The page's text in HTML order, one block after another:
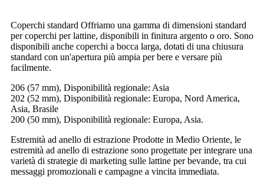
Coperchi standard Offriamo una gamma di dimensioni standard
per coperchi per lattine, disponibili in finitura argento o oro. Sono
disponibili anche coperchi a bocca larga, dotati di una chiusura
standard con un'apertura più ampia per bere e versare più
facilmente.
206 (57 mm), Disponibilità regionale: Asia
202 (52 mm), Disponibilità regionale: Europa, Nord America,
Asia, Brasile
200 (50 mm), Disponibilità regionale: Europa, Asia.
Estremità ad anello di estrazione Prodotte in Medio Oriente, le
estremità ad anello di estrazione sono progettate per integrare una
varietà di strategie di marketing sulle lattine per bevande, tra cui
messaggi promozionali e campagne a vincita immediata.